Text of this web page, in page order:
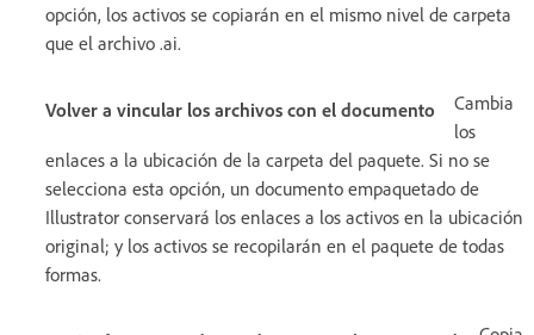
opción, los activos se copiarán en el mismo nivel de carpeta
que el archivo .ai.
Volver a vincular los archivos con el documento
Cambia
los
enlaces a la ubicación de la carpeta del paquete. Si no se
selecciona esta opción, un documento empaquetado de
Illustrator conservará los enlaces a los activos en la ubicación
original; y los activos se recopilarán en el paquete de todas
formas.